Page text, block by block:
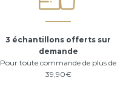
3 échantillons offerts sur
demande
Pour toute commande de plus de
39,90€